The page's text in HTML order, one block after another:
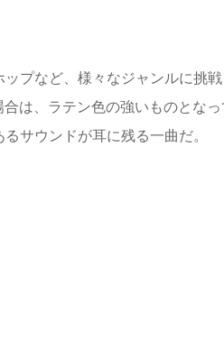
プなど、様々なジャンルに挑
は、ラテン色の強いものとな
サウンドが耳に残る一曲だ。